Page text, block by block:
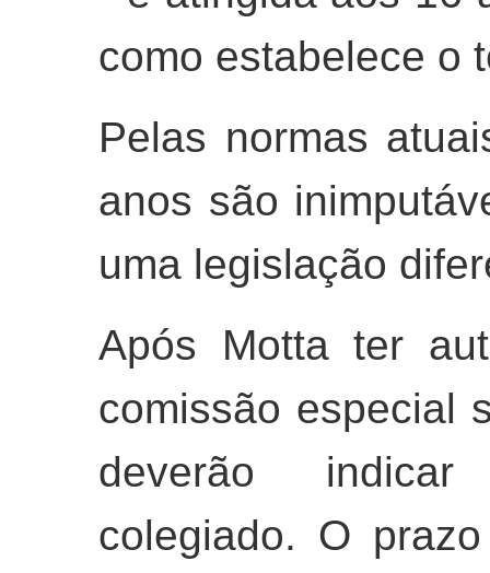
como estabelece o
Pelas normas
anos são
uma legislação
Após Motta ter
comissão especial
deverão
colegiado. O